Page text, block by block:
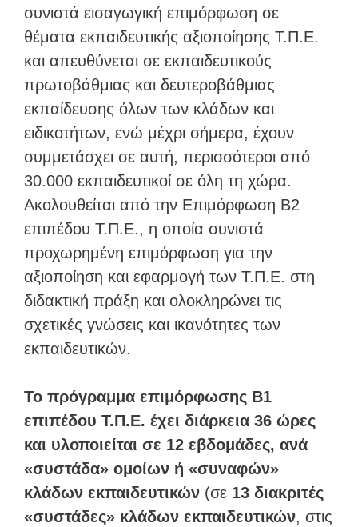
συνιστά εισαγωγική επιμόρφωση σε
θέματα εκπαιδευτικής αξιοποίησης Τ.Π.Ε.
και απευθύνεται σε εκπαιδευτικούς
πρωτοβάθμιας και δευτεροβάθμιας
εκπαίδευσης όλων των κλάδων και
ειδικοτήτων, ενώ μέχρι σήμερα, έχουν
συμμετάσχει σε αυτή, περισσότεροι από
30.000 εκπαιδευτικοί σε όλη τη χώρα.
Ακολουθείται από την Επιμόρφωση Β2
επιπέδου Τ.Π.Ε., η οποία συνιστά
προχωρημένη επιμόρφωση για την
αξιοποίηση και εφαρμογή των Τ.Π.Ε. στη
διδακτική πράξη και ολοκληρώνει τις
σχετικές γνώσεις και ικανότητες των
εκπαιδευτικών.
Το πρόγραμμα επιμόρφωσης Β1
επιπέδου Τ.Π.Ε. έχει διάρκεια 36 ώρες
και υλοποιείται σε 12 εβδομάδες, ανά
«συστάδα» ομοίων ή «συναφών»
κλάδων εκπαιδευτικών (σε 13 διακριτές
«συστάδες» κλάδων εκπαιδευτικών, στις